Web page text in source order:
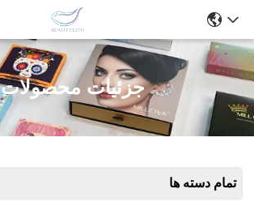
جزئیات محصولات
تمام دسته ها